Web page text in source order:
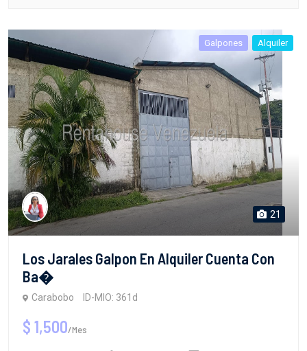
Galpones Alquiler
21
Los Jarales Galpon En Alquiler Cuenta Con
Ba�
Carabobo ID-MIO: 361d
$ 1,500/Mes